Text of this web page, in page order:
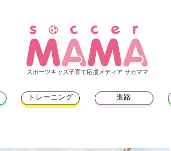
スポーツキッズ子育て応援メディア サカママ
トレーニング 進路